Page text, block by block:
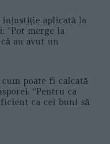
injustiție aplicată la
”Pot merge la
au avut un
cum poate fi calcată
“Pentru ca
ca cei buni să